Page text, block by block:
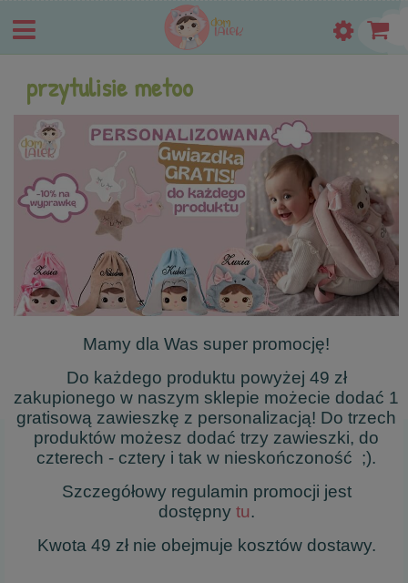
przytulisie metoo
Mamy dla Was super promocję!
Do każdego produktu powyżej 49 zł
zakupionego w naszym sklepie możecie dodać 1
gratisową zawieszkę z personalizacją! Do trzech
produktów możesz dodać trzy zawieszki, do
czterech - cztery i tak w nieskończoność ;).
Szczegółowy regulamin promocji jest
dostępny tu.
Kwota 49 zł nie obejmuje kosztów dostawy.